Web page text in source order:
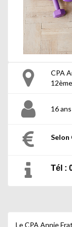
CPA
12ème
16
Selon
Tél :
Le CPA Annie